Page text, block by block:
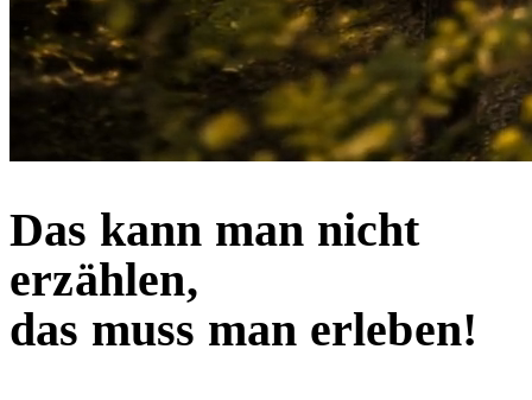
Das kann man nicht
erzählen,
das muss man erleben!